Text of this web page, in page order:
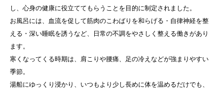
し、心身の健康に役立ててもらうことを目的に制定されました。
お風呂には、血流を促して筋肉のこわばりを和らげる・自律神経を整
える・深い睡眠を誘うなど、日常の不調をやさしく整える働きがあり
ます。
寒くなってくる時期は、肩こりや腰痛、足の冷えなどが強まりやすい
季節。
湯船にゆっくり浸かり、いつもより少し長めに体を温めるだけでも、